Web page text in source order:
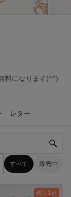
料になります(^^)
レター
すべて 販売中
残り1点